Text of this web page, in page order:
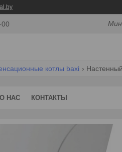
котлы baxi
О НАС КОНТАКТЫ